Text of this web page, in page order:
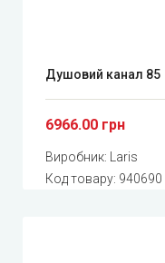
Душовий канал 85
6966.00 грн
Виробник:
Laris
Код товару: 940690